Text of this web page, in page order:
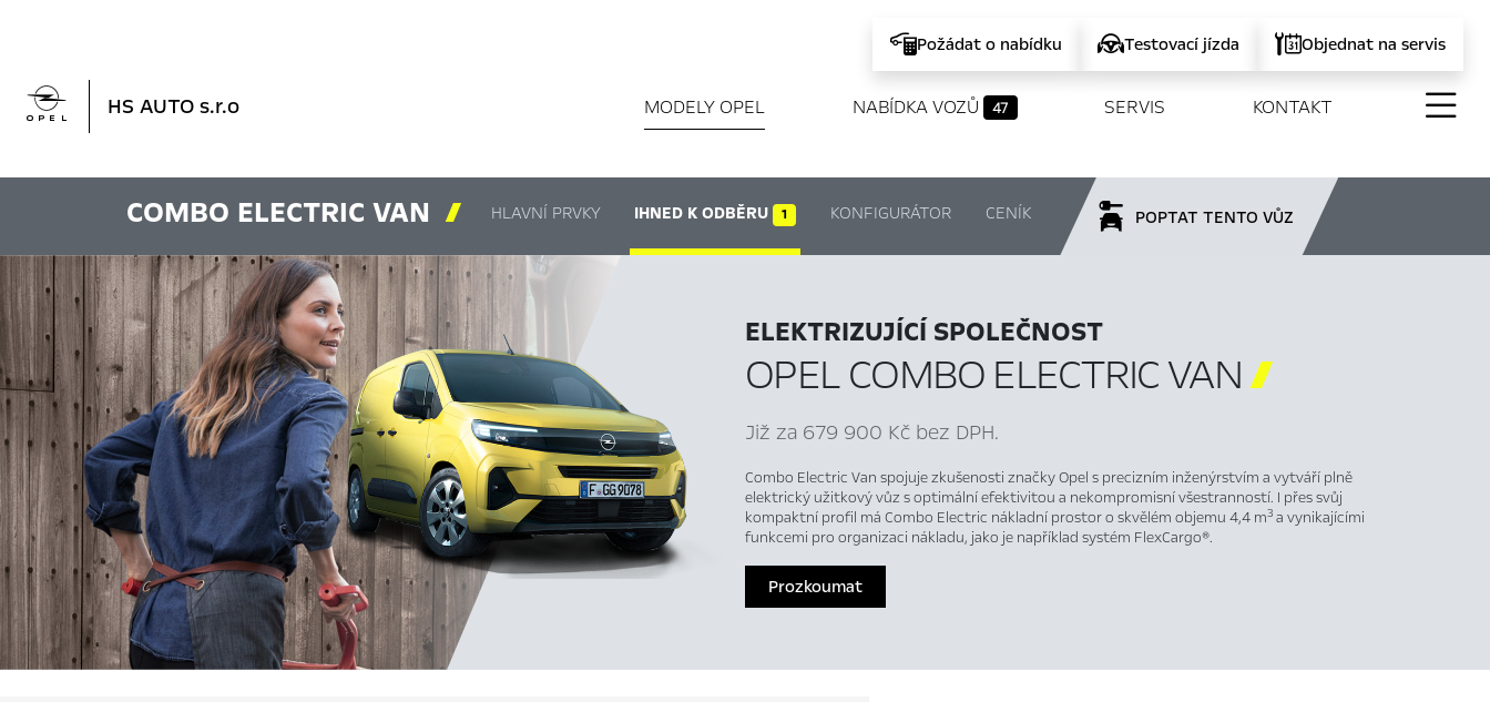
Požádat o nabídku Testovací jízda Objednat na servis
 HS AUTO s.r.o MODELY OPEL NABÍDKA VOZŮ 47 SERVIS KONTAKT
COMBO ELECTRIC VAN  HLAVNÍ PRVKY IHNED K ODBĚRU 1 KONFIGURÁTOR CENÍK POPTAT TENTO VŮZ
ELEKTRIZUJÍCÍ SPOLEČNOST
OPEL COMBO ELECTRIC VAN
Již za 679 900 Kč bez DPH.
Combo Electric Van spojuje zkušenosti značky Opel s precizním inženýrstvím a vytváří plně
elektrický užitkový vůz s optimální efektivitou a nekompromisní všestranností. I přes svůj
kompaktní profil má Combo Electric nákladní prostor o skvělém objemu 4,4 m3 a vynikajícími
funkcemi pro organizaci nákladu, jako je například systém FlexCargo®.
Prozkoumat